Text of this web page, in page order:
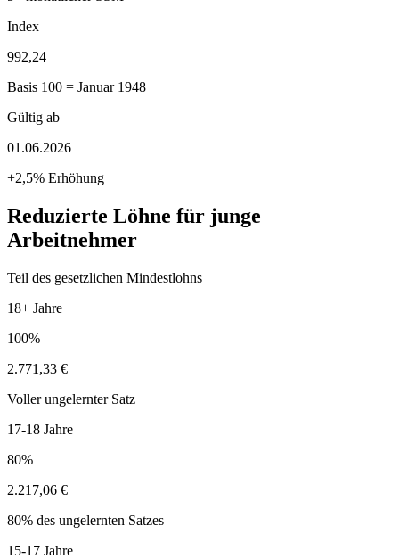
Index
992,24
Basis 100 = Januar 1948
Gültig ab
01.06.2026
+2,5% Erhöhung
Reduzierte Löhne für junge
Arbeitnehmer
Teil des gesetzlichen Mindestlohns
18+ Jahre
100%
2.771,33 €
Voller ungelernter Satz
17-18 Jahre
80%
2.217,06 €
80% des ungelernten Satzes
15-17 Jahre